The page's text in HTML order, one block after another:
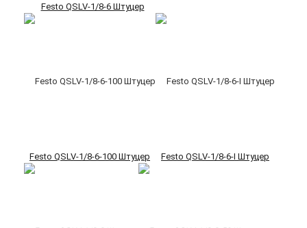
Festo QSLV-1/8-6 Штуцер
Festo QSLV-1/8-6-100 Штуцер Festo QSLV-1/8-6-I Штуцер